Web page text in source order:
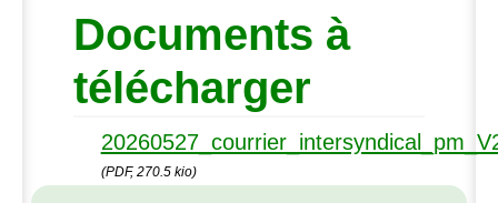
Documents à
télécharger
(PDF, 270.5 kio)